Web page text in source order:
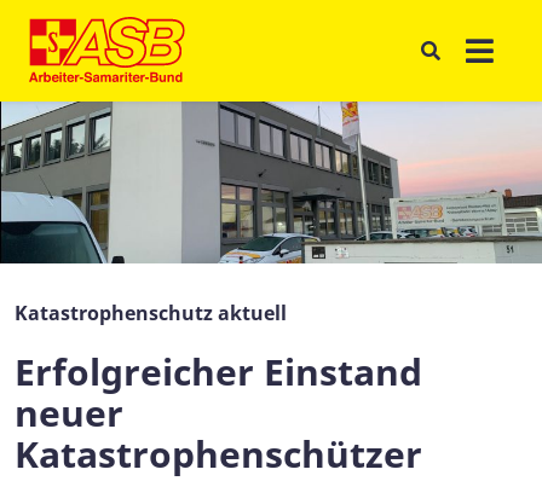
Katastrophenschutz aktuell
Erfolgreicher Einstand
neuer
Katastrophenschützer